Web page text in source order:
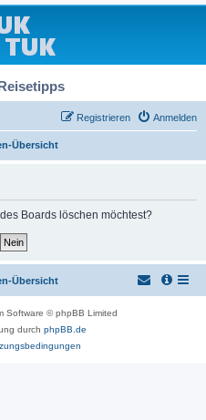
Anmelden
Registrieren
Übersicht
Boards löschen möchtest?
Übersicht
Software © phpBB Limited
durch phpBB.de